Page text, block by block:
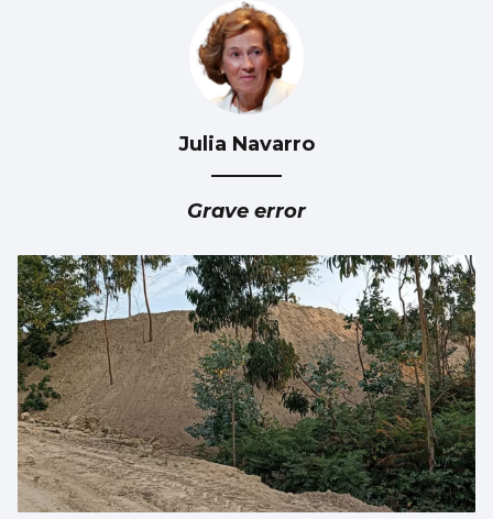
Julia Navarro
Grave error